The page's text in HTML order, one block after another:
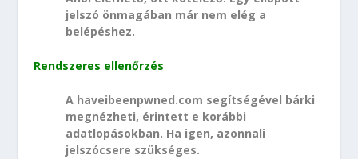
jelszó önmagában már nem elég a
belépéshez.
Rendszeres ellenőrzés
A haveibeenpwned.com segítségével bárki
megnézheti, érintett e korábbi
adatlopásokban. Ha igen, azonnali
jelszócsere szükséges.